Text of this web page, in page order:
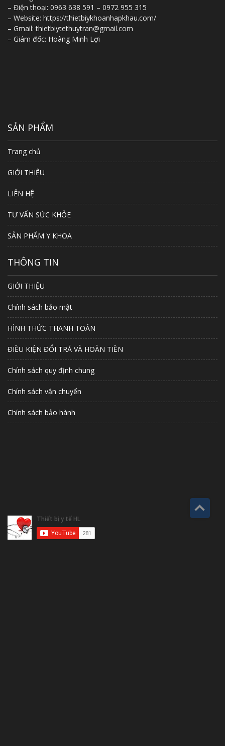
– Điện thoại: 0963 638 591 – 0972 955 315
– Website: https://thietbiykhoanhapkhau.com/
– Gmail: thietbiytethuytran@gmail.com
– Giám đốc: Hoàng Minh Lợi
SẢN PHẨM
Trang chủ
GIỚI THIỆU
LIÊN HỆ
TƯ VẤN SỨC KHỎE
SẢN PHẨM Y KHOA
THÔNG TIN
GIỚI THIỆU
Chính sách bảo mật
HÌNH THỨC THANH TOÁN
ĐIỀU KIỆN ĐỔI TRẢ VÀ HOÀN TIỀN
Chính sách quy định chung
Chính sách vận chuyển
Chính sách bảo hành